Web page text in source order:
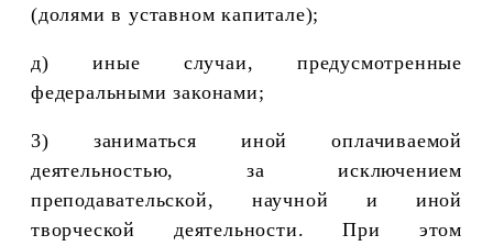
(долями в уставном капитале);
д) иные случаи, предусмотренные
федеральными законами;
3) заниматься иной оплачиваемой
деятельностью, за исключением
преподавательской, научной и иной
творческой деятельности. При этом